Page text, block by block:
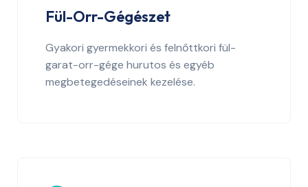
Fül-Orr-Gégészet
Gyakori gyermekkori és felnőttkori fül-
garat-orr-gége hurutos és egyéb
megbetegedéseinek kezelése.